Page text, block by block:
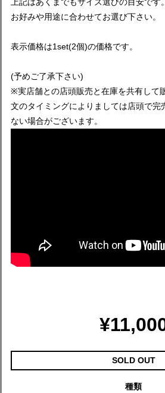
お好みや用途に合わせてお選び下さい。
表示価格は1set(2個)の価格です。
(予めご了承下さい)
※実店舗との店頭販売と在庫を共有して
文のタイミングによりましては店頭で完
ない場合がございます。
SOLD OUT
種類